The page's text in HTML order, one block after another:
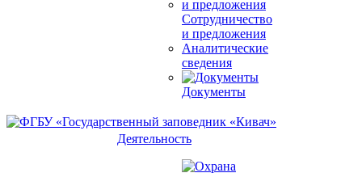
Сотрудничество
и предложения
Аналитические
сведения
Документы
Деятельность